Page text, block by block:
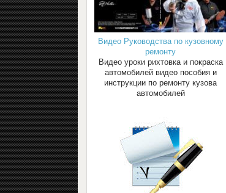
Видео Руководства по кузовному
ремонту
Видео уроки рихтовка и покраска
автомобилей видео пособия и
инструкции по ремонту кузова
автомобилей